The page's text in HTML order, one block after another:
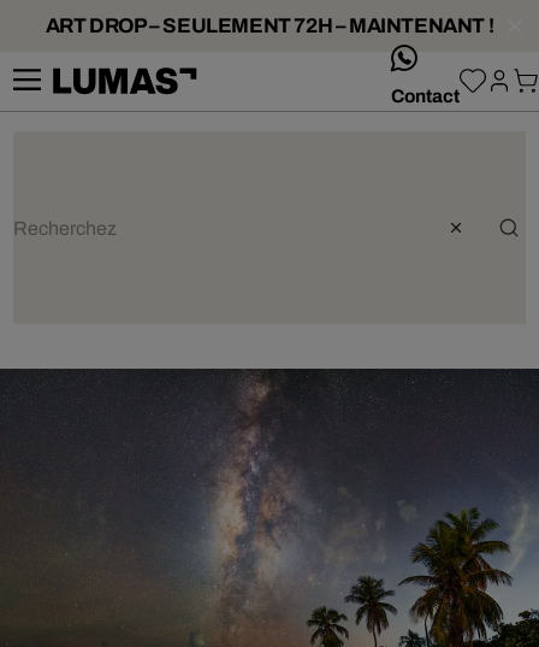
ART DROP – SEULEMENT 72H – MAINTENANT !
Contact